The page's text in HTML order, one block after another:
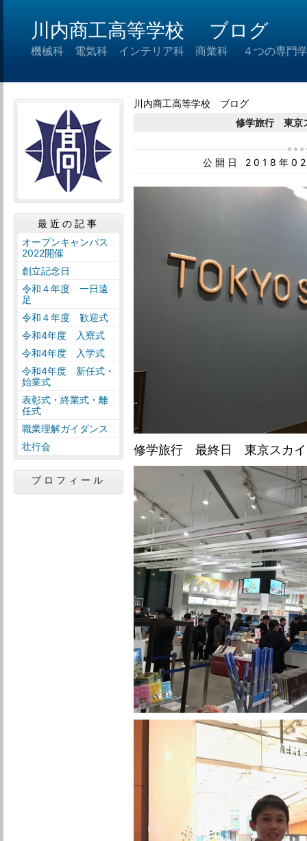
川内商工高等学校 ブログ
機械科 電気科 インテリア科 商業科 ４つの専門学
川内商工高等学校 ブログ
修学旅行 東京
公開日 2018年
修学旅行 最終日 東京スカイ
最近の記事
オープンキャンパス
2022開催
創立記念日
令和４年度 一日遠
足
令和４年度 歓迎式
令和4年度 入寮式
令和4年度 入学式
令和4年度 新任式・
始業式
表彰式・終業式・離
任式
職業理解ガイダンス
壮行会
プロフィール